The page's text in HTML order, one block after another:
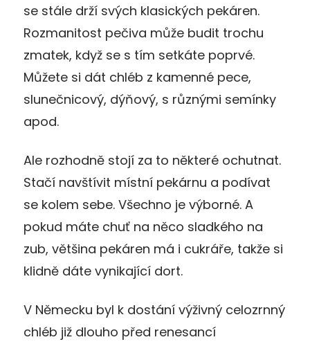
se stále drží svých klasických pekáren.
Rozmanitost pečiva může budit trochu
zmatek, když se s tím setkáte poprvé.
Můžete si dát chléb z kamenné pece,
slunečnicový, dýňový, s různými semínky
apod.
Ale rozhodně stojí za to některé ochutnat.
Stačí navštívit místní pekárnu a podívat
se kolem sebe. Všechno je výborné. A
pokud máte chuť na něco sladkého na
zub, většina pekáren má i cukráře, takže si
klidně dáte vynikající dort.
V Německu byl k dostání výživný celozrnný
chléb již dlouho před renesancí